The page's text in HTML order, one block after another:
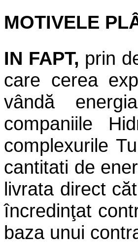
MOTIVELE
IN FAPT, prin
care cerea
vândă
companiile
complexurile
cantitati de
livrata direct
încredinţat
baza unui